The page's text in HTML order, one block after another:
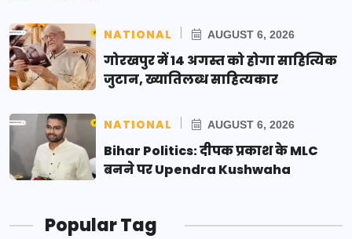
NATIONAL AUGUST 6, 2026
गोरखपुर में 14 अगस्त को होगा साहित्यिक
जुटान, ख्यातिलब्ध साहित्यकार
NATIONAL AUGUST 6, 2026
Bihar Politics: दीपक प्रकाश के MLC
बनने पर Upendra Kushwaha
Popular Tag